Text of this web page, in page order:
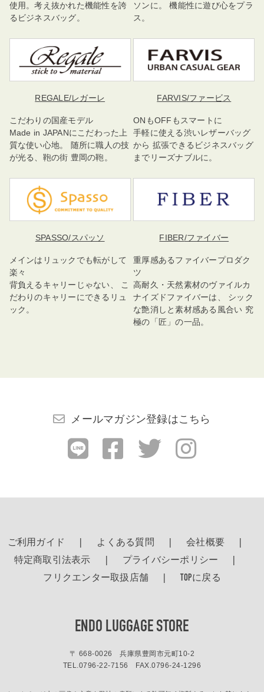
使用。考え抜かれた機能性を誇
るビジネスバッグ。
ソンに。 機能性に遊び心をプラ
ス。
REGALE/レガーレ
こだわりの国産モデル
Made in JAPANにこだわった上
質な使い心地。 随所に職人の技
が光る、鞄の街 豊岡の鞄。
FARVIS/ファービス
ONもOFFもスマートに
手軽に使える渋いレザーバッグ
から 拡張できるビジネスバッグ
までリーズナブルに。
SPASSO/スパッソ
メインはリュックでも転がして
楽々
背負えるキャリーじゃない、 こ
だわりのキャリーにできるリュ
ック。
FIBER/ファイバー
重厚感あるファイバープロダク
ツ
高耐久・天然素材のヴァイルカ
ナイズドファイバーは、 シック
な艶消しと素材感ある風合い 究
極の「匠」の一品。
メールマガジン登録はこちら
ご利用ガイド よくある質問
会社概要
特定商取引法表示
プライバシーポリシー
フリクエンター取扱店舗
TOPに戻る
ENDO LUGGAGE STORE
〒 668-0026 兵庫県豊岡市元町10-2
TEL.0796-22-7156 FAX.0796-24-1296